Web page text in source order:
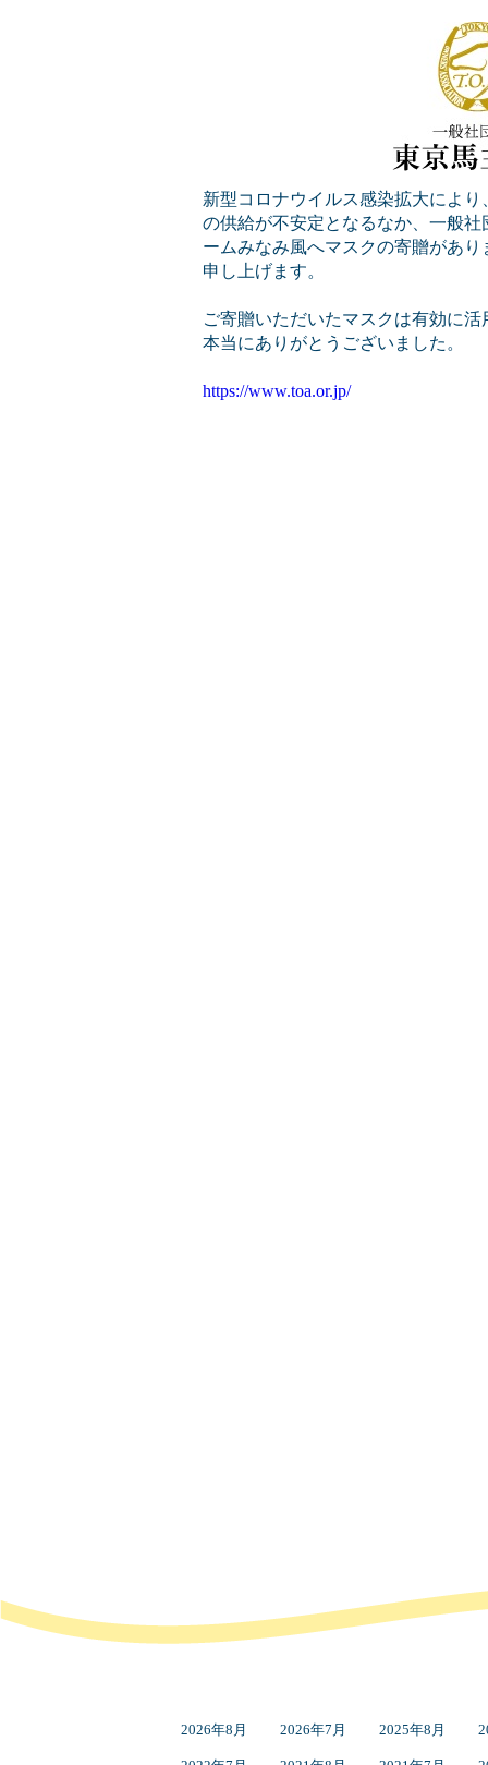
新型コロナウイルス感染拡大によ
の供給が不安定となるなか、一般
ームみなみ風へマスクの寄贈があ
申し上げます。
ご寄贈いただいたマスクは有効に
本当にありがとうございました。
https://www.toa.or.jp/
2026年8月 2026年7月 2025年8月